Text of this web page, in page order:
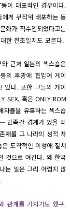
이 대표적인 경우이다.
게 무작위 배포하는 등
화가 직수입되었다고는
한 전조일지도 모른다.
근처 일본의 섹스숍은
의 후광에 힙입어 게이
있다. 또한 그들의 게이
SEX, 혹은 ONLY ROM
자들을 유혹하는 섹스숍
민족간 경계가 있을 리
재를 그 나라의 성적 자
도착적인 이성애 질서
것으로 여긴다. 왜 한국
는 일은 그리 어렵지 않
관계를 가지기도 했구.